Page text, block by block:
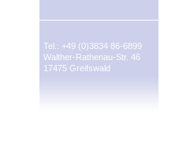
Tel.: +49 (0)3834 86-6899
Walther-Rathenau-Str. 46
17475 Greifswald